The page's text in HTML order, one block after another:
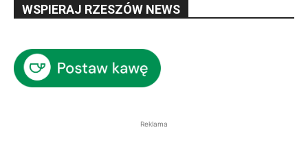
WSPIERAJ RZESZÓW NEWS
Reklama